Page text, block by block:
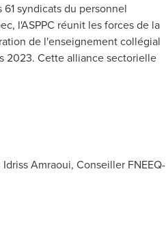
syndicats du personnel
l'ASPPC réunit les forces de la
de l'enseignement collégial
2023. Cette alliance sectorielle
Amraoui, Conseiller FNEEQ-